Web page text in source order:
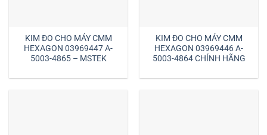
KIM ĐO CHO MÁY CMM
HEXAGON 03969447 A-
5003-4865 – MSTEK
KIM ĐO CHO MÁY CMM
HEXAGON 03969446 A-
5003-4864 CHÍNH HÃNG